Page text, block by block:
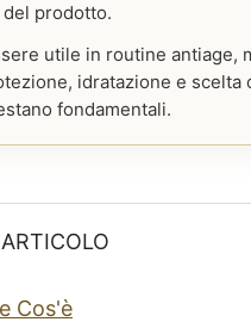
prodotto.
utile in routine antiage,
idratazione e scelta
fondamentali.
Cos'è